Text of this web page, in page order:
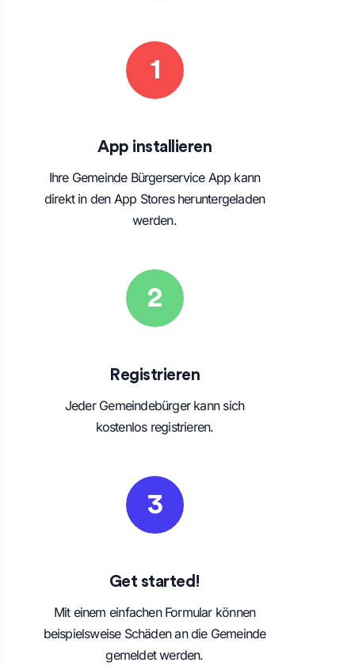
1
App installieren
Ihre Gemeinde Bürgerservice App kann
direkt in den App Stores heruntergeladen
werden.
2
Registrieren
Jeder Gemeindebürger kann sich
kostenlos registrieren.
3
Get started!
Mit einem einfachen Formular können
beispielsweise Schäden an die Gemeinde
gemeldet werden.